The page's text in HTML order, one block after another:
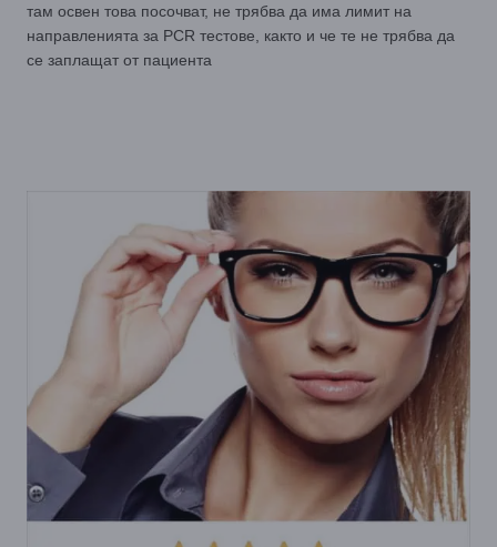
там освен това посочват, не трябва да има лимит на
направленията за PCR тестове, както и че те не трябва да
се заплащат от пациента